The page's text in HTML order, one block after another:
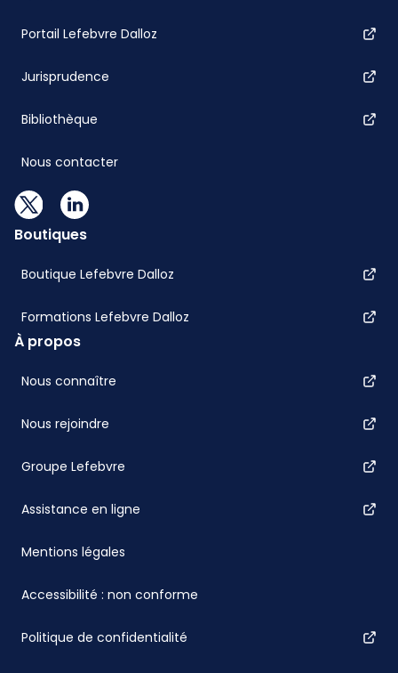
Portail Lefebvre Dalloz
Jurisprudence
Bibliothèque
Nous contacter
Boutiques
Boutique Lefebvre Dalloz
Formations Lefebvre Dalloz
À propos
Nous connaître
Nous rejoindre
Groupe Lefebvre
Assistance en ligne
Mentions légales
Accessibilité : non conforme
Politique de confidentialité